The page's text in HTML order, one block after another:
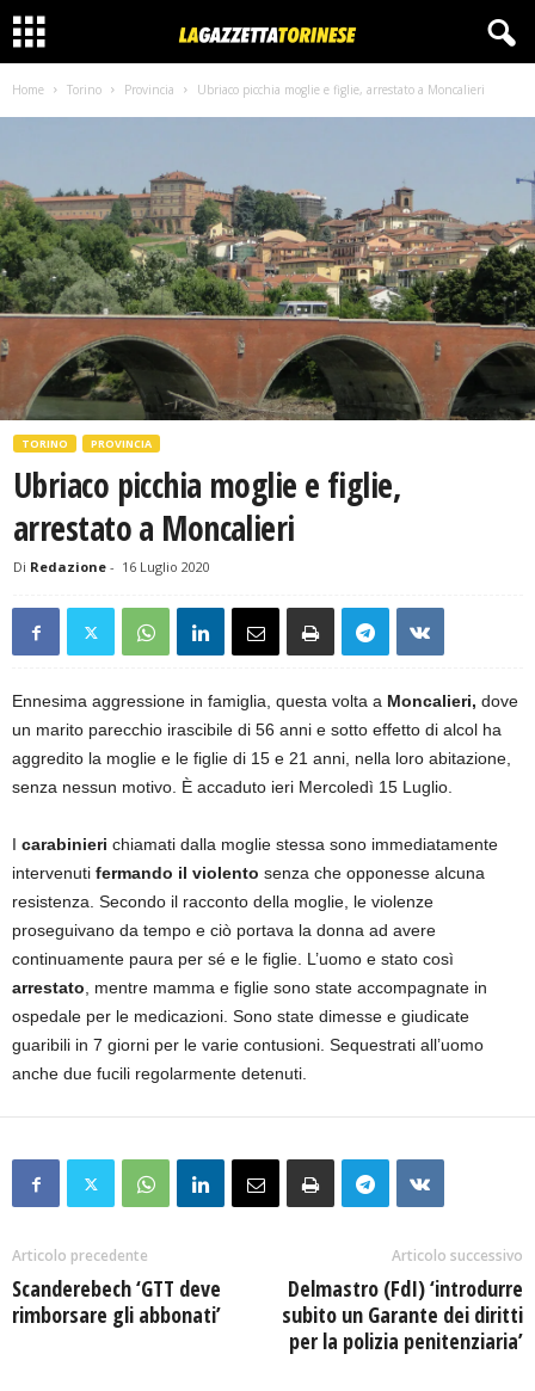
Home Torino Provincia Ubriaco picchia moglie e figlie, arrestato a Moncalieri
TORINO PROVINCIA
Ubriaco picchia moglie e figlie,
arrestato a Moncalieri
Di Redazione - 16 Luglio 2020
Ennesima aggressione in famiglia, questa volta a Moncalieri, dove
un marito parecchio irascibile di 56 anni e sotto effetto di alcol ha
aggredito la moglie e le figlie di 15 e 21 anni, nella loro abitazione,
senza nessun motivo. È accaduto ieri Mercoledì 15 Luglio.
I carabinieri chiamati dalla moglie stessa sono immediatamente
intervenuti fermando il violento senza che opponesse alcuna
resistenza. Secondo il racconto della moglie, le violenze
proseguivano da tempo e ciò portava la donna ad avere
continuamente paura per sé e le figlie. L’uomo e stato così
arrestato, mentre mamma e figlie sono state accompagnate in
ospedale per le medicazioni. Sono state dimesse e giudicate
guaribili in 7 giorni per le varie contusioni. Sequestrati all’uomo
anche due fucili regolarmente detenuti.
Articolo precedente
Scanderebech ‘GTT deve
rimborsare gli abbonati’
Articolo successivo
Delmastro (FdI) ‘introdurre
subito un Garante dei diritti
per la polizia penitenziaria’